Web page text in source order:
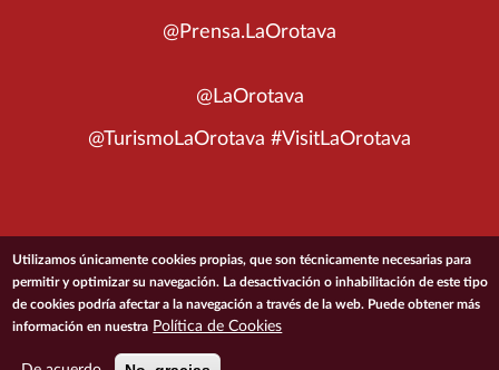
@Prensa.LaOrotava
@LaOrotava
@TurismoLaOrotava #VisitLaOrotava
© 2026 Ayuntamiento de la Villa de La Orotava
ACCESIBILIDADCONDICIONES DE USOPOLÍTICA DE PRIVACIDAD
Utilizamos únicamente cookies propias, que son técnicamente necesarias para
permitir y optimizar su navegación. La desactivación o inhabilitación de este tipo
de cookies podría afectar a la navegación a través de la web. Puede obtener más
información en nuestra Política de Cookies